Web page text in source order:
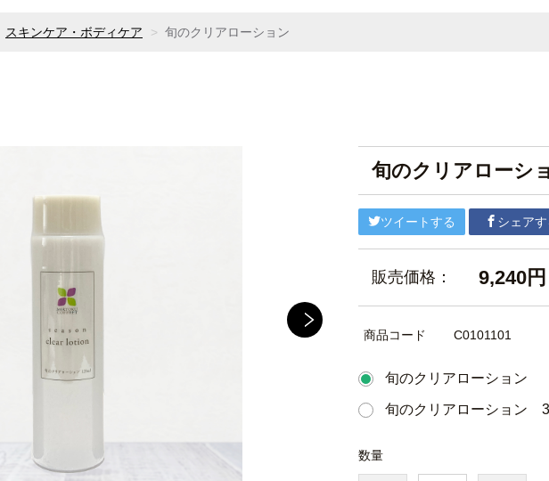
スキンケア・ボディケア 旬のクリアローション
旬のクリアローシ
ツイートする シェアす
販売価格： 9,240円
商品コード C0101101
旬のクリアローション
旬のクリアローション
数量